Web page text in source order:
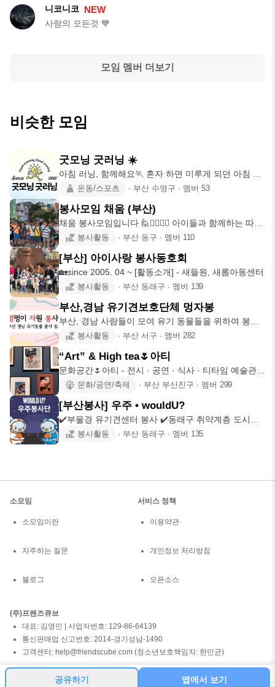
니코니코 NEW
사랑의 모든것 💙
모임 멤버 더보기
비슷한 모임
굿모닝 굿러닝 ☀️
아침 러닝, 함께해요🏃 혼자 하면 미루게 되던 아침 러
닝, 꾸준히 뛰고
운동/스포츠 ∙ 부산 수영구 ∙ 멤버 53
봉사모임 채움 (부산)
채움 봉사모임입니다 🙋🙋‍♀️🙋‍♂️ 아이들과 함께하는 따뜻
한 시간,봉사활동 ∙ 부산 동구 ∙ 멤버 110
[부산] 아이사랑 봉사동호회
🏡since 2005. 04 ~ [활동소개] - 새들원, 새롬아동센터
봉사활동 ∙ 부산 동래구 ∙ 멤버 139
부산,경남 유기견보호단체 멍자봉
부산, 경남 사람들이 모여 유기 동물들을 위하여 봉사
하고 후원하는 봉사
봉사활동 ∙ 부산 서구 ∙ 멤버 282
“Art” & High tea🌷아티
문화공간🌷아티 - 전시 · 공연 · 식사 · 티타임 예술관람
그리고 티
문화/공연/축제 ∙ 부산 부산진구 ∙ 멤버 299
[부산봉사] 우주 • wouldU?
✔️부울경 유기견센터 봉사 ✔️동래구 취약계층 도시락
배달 봉사 ✔️김해
봉사활동 ∙ 부산 동래구 ∙ 멤버 135
공유하기 앱에서 보기
소모임
소모임이란
자주하는 질문
블로그
서비스 정책
이용약관
개인정보 처리방침
오픈소스
(주)프렌즈큐브
대표: 김영민 | 사업자번호: 129-86-64139
통신판매업 신고번호: 2014-경기성남-1490
고객센터: help@friendscube.com (청소년보호책임자: 한민균)